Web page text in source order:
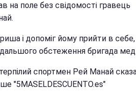
на поле без свідомості гравець
і допоміг йому прийти в себе,
обстеження бригада
спортмен Рей Манай
"5MASELDESCUENTO.es"